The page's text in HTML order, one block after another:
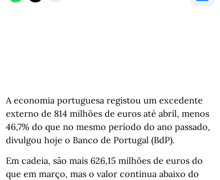
A economia portuguesa registou um excedente
externo de 814 milhões de euros até abril, menos
46,7% do que no mesmo período do ano passado,
divulgou hoje o Banco de Portugal (BdP).
Em cadeia, são mais 626,15 milhões de euros do
que em março, mas o valor continua abaixo do